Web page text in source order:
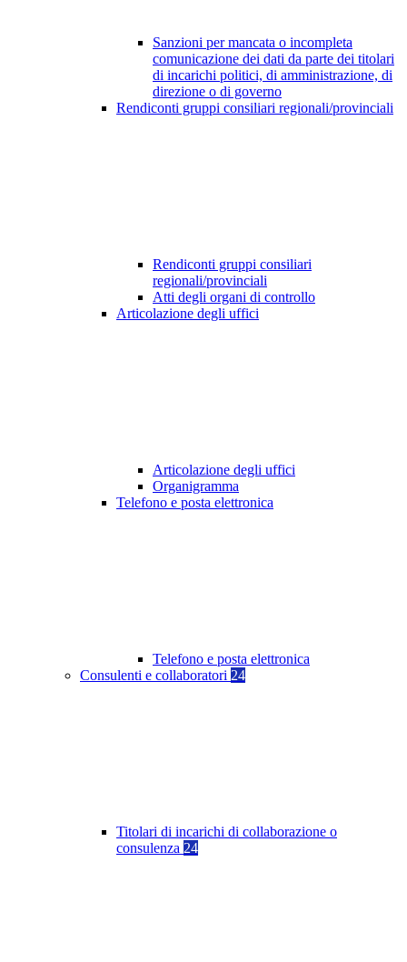
Sanzioni per mancata o incompleta
comunicazione dei dati da parte dei titolari
di incarichi politici, di amministrazione, di
direzione o di governo
Rendiconti gruppi consiliari regionali/provinciali
Rendiconti gruppi consiliari
regionali/provinciali
Atti degli organi di controllo
Articolazione degli uffici
Articolazione degli uffici
Organigramma
Telefono e posta elettronica
Telefono e posta elettronica
Consulenti e collaboratori 24
Titolari di incarichi di collaborazione o
consulenza 24